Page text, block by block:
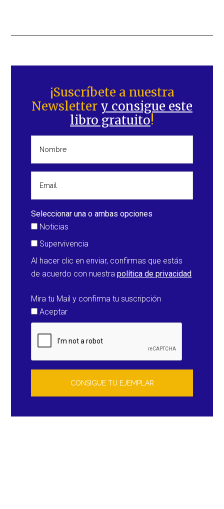
lateral
principal
¡Suscríbete a nuestra
Newsletter y consigue este
libro gratuito!
Seleccionar una o ambas opciones
Noticias
Supervivencia
Al hacer clic en enviar, confirmas que estás
de acuerdo con nuestrapolítica de privacidad
Mira tu Mail y confirma tu suscripción
Aceptar